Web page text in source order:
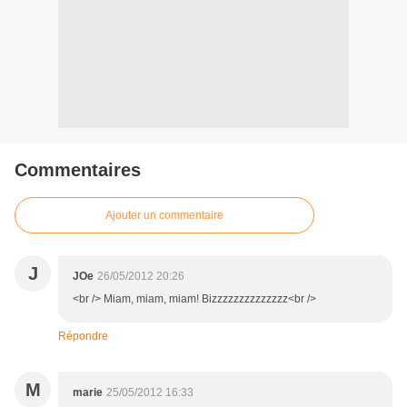
Commentaires
Ajouter un commentaire
J JOe 26/05/2012 20:26
<br /> Miam, miam, miam! Bizzzzzzzzzzzzzz<br />
Répondre
M marie 25/05/2012 16:33